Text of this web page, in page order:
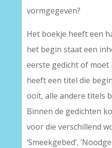
vormgegeven?
Het boekje heeft een
het begin staat een
eerste gedicht of
heeft een titel die
ooit, alle andere titels
Binnen de gedichten
voor die verschillend
‘Smeekgebed’,